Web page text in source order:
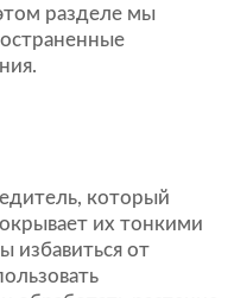
разделе мы
который
их тонкими
избавиться от